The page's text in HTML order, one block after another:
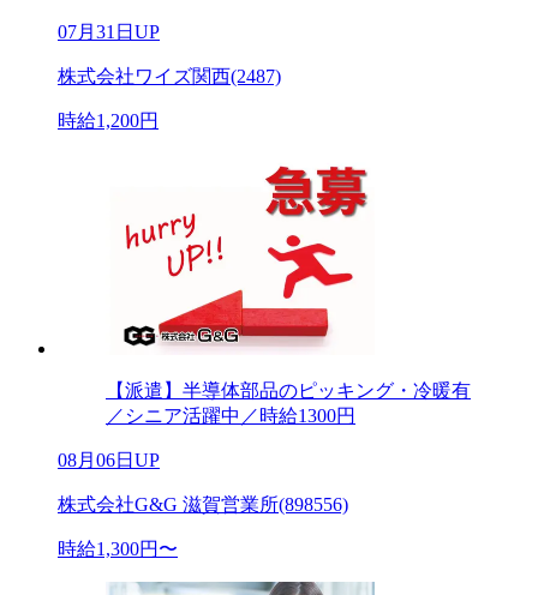
07月31日UP
株式会社ワイズ関西(2487)
時給1,200円
【派遣】半導体部品のピッキング・冷暖有
／シニア活躍中／時給1300円
08月06日UP
株式会社G&G 滋賀営業所(898556)
時給1,300円〜